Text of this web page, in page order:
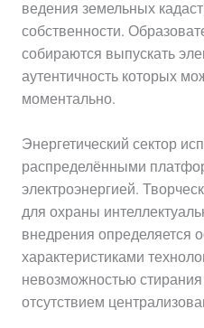
ведения земельных
собственности.
собираются выпускать
аутентичность которых
моментально.
Энергетический сектор
распределёнными
электроэнергией.
для охраны
внедрения определяется
характеристиками
невозможностью
отсутствием